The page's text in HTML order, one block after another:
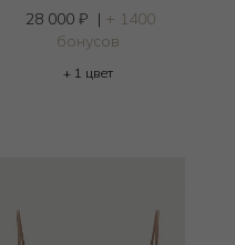
28 000 ₽ | + 1400
бонусов
+ 1 цвет